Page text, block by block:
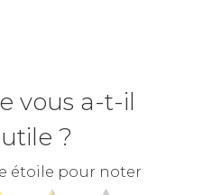
vous a-t-il
?
étoile pour noter